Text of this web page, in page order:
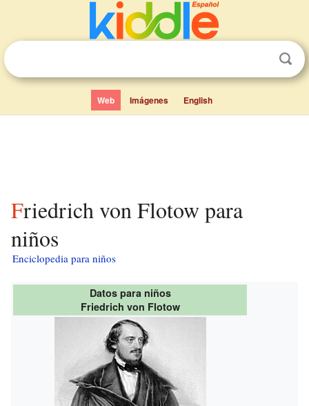
Web Imágenes English
Friedrich von Flotow para
niños
Enciclopedia para niños
Datos para niños
Friedrich von Flotow